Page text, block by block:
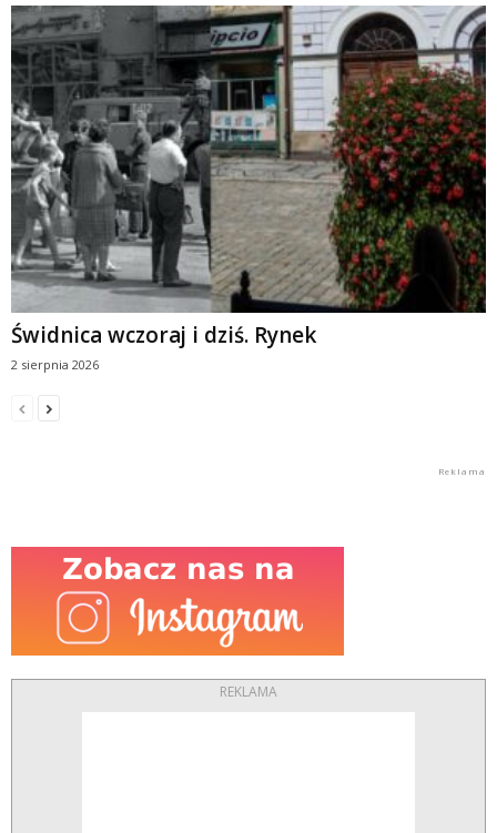
Świdnica wczoraj i dziś. Rynek
2 sierpnia 2026
REKLAMA